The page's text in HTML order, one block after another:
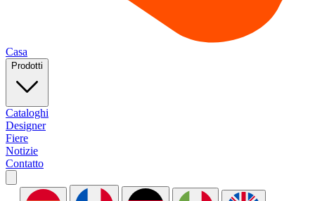
Casa
Prodotti
Cataloghi
Designer
Fiere
Notizie
Contatto